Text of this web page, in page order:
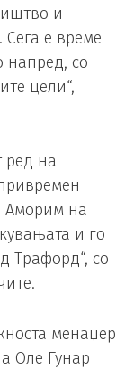
и
е време
напред, со
цели“,
ред на
Аморим на
и го
Трафорд“, со
менаџер
Оле Гунар